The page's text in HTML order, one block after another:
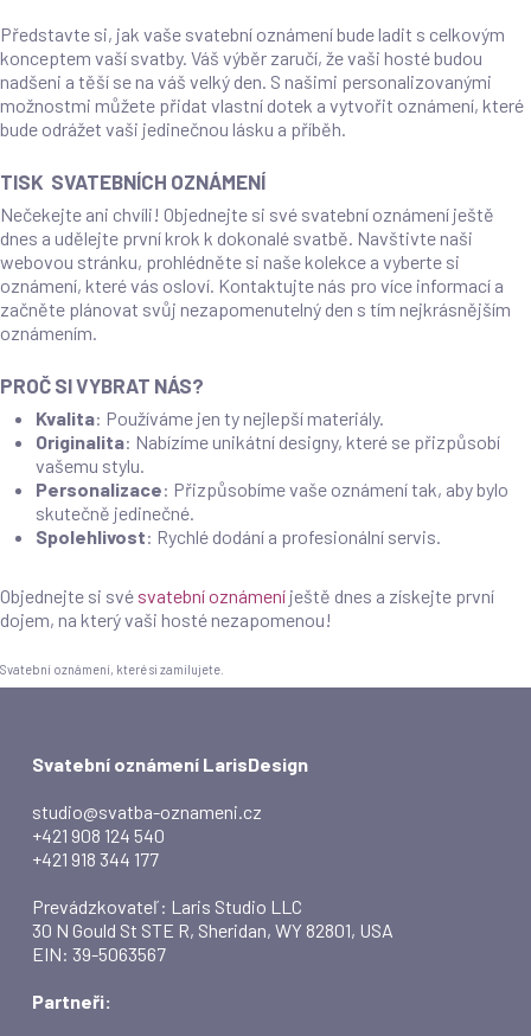
Představte si, jak vaše svatební oznámení bude ladit s celkovým
konceptem vaší svatby. Váš výběr zaručí, že vaši hosté budou
nadšeni a těší se na váš velký den. S našimi personalizovanými
možnostmi můžete přidat vlastní dotek a vytvořit oznámení, které
bude odrážet vaši jedinečnou lásku a příběh.
TISK SVATEBNÍCH OZNÁMENÍ
Nečekejte ani chvíli! Objednejte si své svatební oznámení ještě
dnes a udělejte první krok k dokonalé svatbě. Navštivte naši
webovou stránku, prohlédněte si naše kolekce a vyberte si
oznámení, které vás osloví. Kontaktujte nás pro více informací a
začněte plánovat svůj nezapomenutelný den s tím nejkrásnějším
oznámením.
PROČ SI VYBRAT NÁS?
Kvalita: Používáme jen ty nejlepší materiály.
Originalita: Nabízíme unikátní designy, které se přizpůsobí
vašemu stylu.
Personalizace: Přizpůsobíme vaše oznámení tak, aby bylo
skutečně jedinečné.
Spolehlivost: Rychlé dodání a profesionální servis.
Objednejte si své svatební oznámení ještě dnes a získejte první
dojem, na který vaši hosté nezapomenou!
Svatební oznámení, které si zamilujete.
Svatební oznámení LarisDesign
studio@svatba-oznameni.cz
+421 908 124 540
+421 918 344 177
Prevádzkovateľ: Laris Studio LLC
30 N Gould St STE R, Sheridan, WY 82801, USA
EIN: 39-5063567
Partneři: